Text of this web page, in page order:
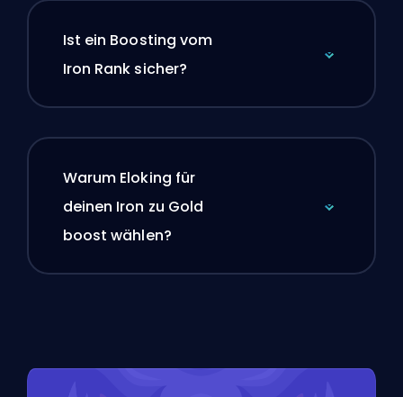
Ist ein Boosting vom
Iron Rank sicher?
Warum Eloking für
deinen Iron zu Gold
boost wählen?